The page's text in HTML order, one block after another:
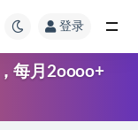
登录
每月2oooo+